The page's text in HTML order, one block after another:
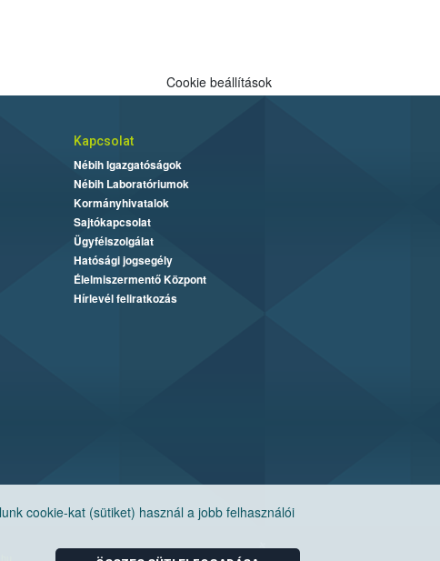
cookie-kat (sütiket) használ a jobb felhasználói
Cookie beállítások
Kapcsolat
Nébih Igazgatóságok
Nébih Laboratóriumok
Kormányhivatalok
Sajtókapcsolat
Ügyfélszolgálat
Hatósági jogsegély
Élelmiszermentő Központ
Hírlevél feliratkozás